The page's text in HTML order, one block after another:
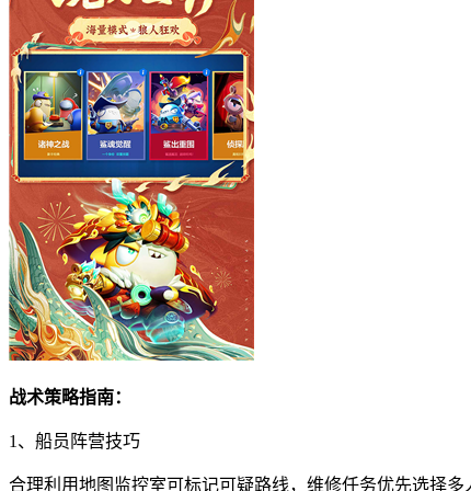
战术策略指南：
1、船员阵营技巧
合理利用地图监控室可标记可疑路线，维修任务优先选择